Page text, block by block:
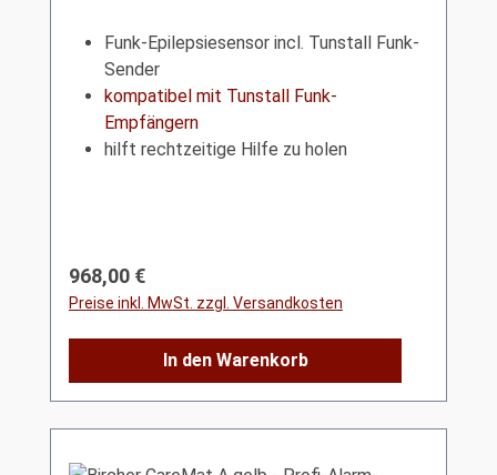
Funk-Epilepsiesensor incl. Tunstall Funk-
Sender
kompatibel mit Tunstall Funk-
Empfängern
hilft rechtzeitige Hilfe zu holen
Regulärer Preis:
968,00 €
Preise inkl. MwSt. zzgl. Versandkosten
In den Warenkorb